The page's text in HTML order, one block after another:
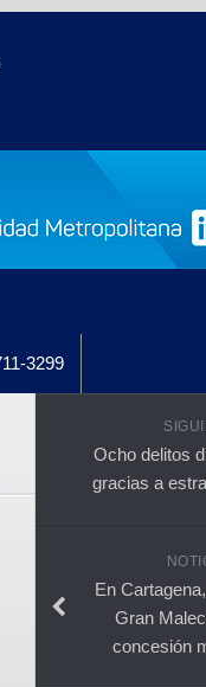
3299
Ocho delitos
gracias a
En
Gran
concesión